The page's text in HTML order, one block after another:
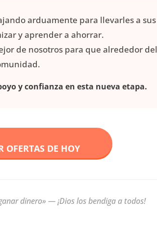
arduamente para llevarles a sus
y aprender a ahorrar.
de nosotros para que alrededor del
y confianza en esta nueva etapa.
OFERTAS DE HOY
dinero» — ¡Dios los bendiga a todos!